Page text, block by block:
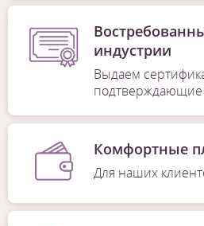
индустрии
Выдаем
Комфортные
Для наших